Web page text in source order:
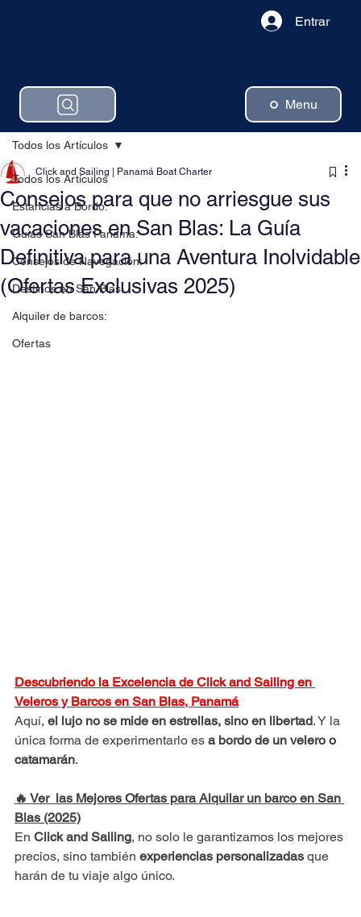
Menu
Entrar
Todos los Artículos
Estancias a Bordo:
Guias San Blas Panama:
Consejos de Navegación:
Destinos en San Blas:
Alquiler de barcos:
Ofertas
Todos los Artículos
Consejos para que no arriesgue sus
vacaciones en San Blas: La Guía
Definitiva para una Aventura Inolvidable
(Ofertas Exclusivas 2025)
Click and Sailing | Panamá Boat Charter
Descubriendo la Excelencia de Click and Sailing en
Veleros y Barcos en San Blas, Panamá
Aquí, el lujo no se mide en estrellas, sino en libertad. Y la
única forma de experimentarlo es a bordo de un velero o
catamarán.
🔥 Ver las Mejores Ofertas para Alquilar un barco en San
Blas (2025)
En Click and Sailing, no solo le garantizamos los mejores
precios, sino también experiencias personalizadas que
harán de tu viaje algo único.